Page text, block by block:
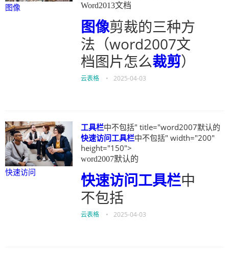
图像 Word2013文档
图像剪裁的三种方
法（word2007文
档图片怎么裁剪）
云表格 • 2025-04-03
快速访问
工具栏中不包括" title="word2007默认的
快速访问工具栏中不包括" width="200"
height="150">
word2007默认的
快速访问工具栏中
不包括
云表格 • 2025-04-03